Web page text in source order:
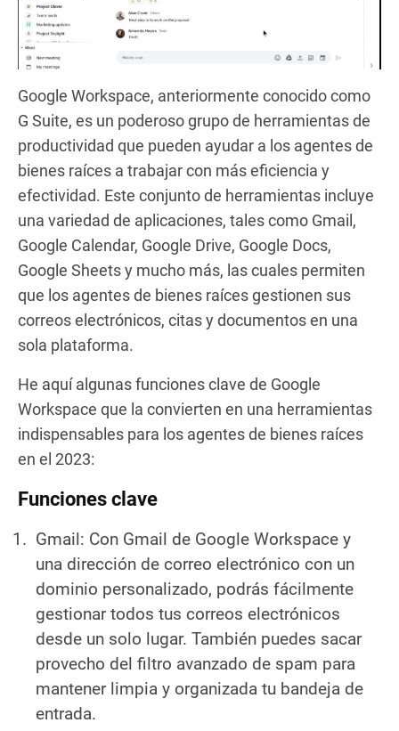
Google Workspace, anteriormente conocido como
G Suite, es un poderoso grupo de herramientas de
productividad que pueden ayudar a los agentes de
bienes raíces a trabajar con más eficiencia y
efectividad. Este conjunto de herramientas incluye
una variedad de aplicaciones, tales como Gmail,
Google Calendar, Google Drive, Google Docs,
Google Sheets y mucho más, las cuales permiten
que los agentes de bienes raíces gestionen sus
correos electrónicos, citas y documentos en una
sola plataforma.
He aquí algunas funciones clave de Google
Workspace que la convierten en una herramientas
indispensables para los agentes de bienes raíces
en el 2023:
Funciones clave
Gmail: Con Gmail de Google Workspace y
una dirección de correo electrónico con un
dominio personalizado, podrás fácilmente
gestionar todos tus correos electrónicos
desde un solo lugar. También puedes sacar
provecho del filtro avanzado de spam para
mantener limpia y organizada tu bandeja de
entrada.